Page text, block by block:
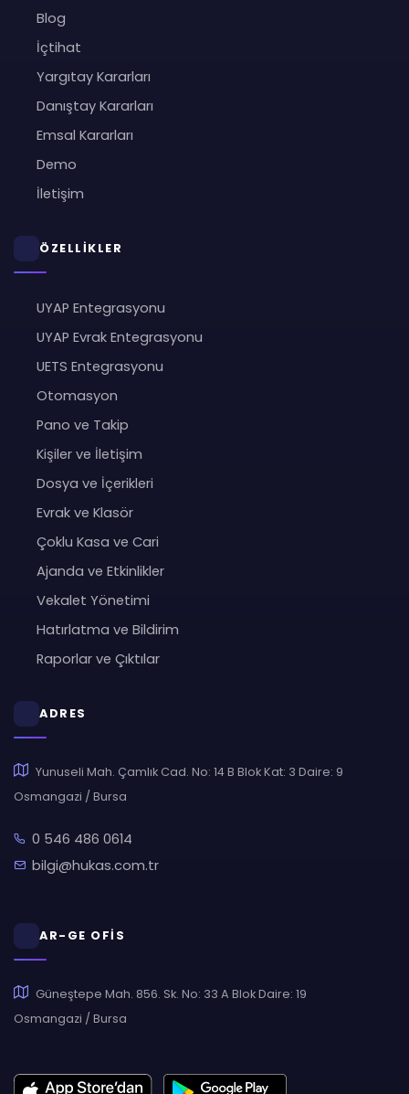
Blog
İçtihat
Yargıtay Kararları
Danıştay Kararları
Emsal Kararları
Demo
İletişim
ÖZELLİKLER
UYAP Entegrasyonu
UYAP Evrak Entegrasyonu
UETS Entegrasyonu
Otomasyon
Pano ve Takip
Kişiler ve İletişim
Dosya ve İçerikleri
Evrak ve Klasör
Çoklu Kasa ve Cari
Ajanda ve Etkinlikler
Vekalet Yönetimi
Hatırlatma ve Bildirim
Raporlar ve Çıktılar
ADRES
Yunuseli Mah. Çamlık Cad. No: 14 B Blok Kat: 3 Daire: 9
Osmangazi / Bursa
0 546 486 0614
bilgi@hukas.com.tr
AR-GE OFİS
Güneştepe Mah. 856. Sk. No: 33 A Blok Daire: 19
Osmangazi / Bursa